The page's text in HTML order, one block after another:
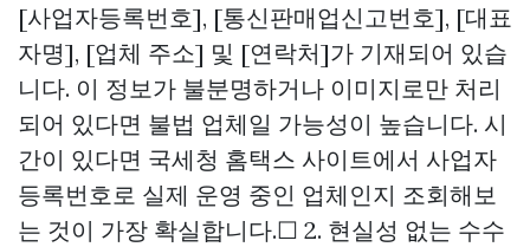
[사업자등록번호], [통신판매업신고번호], [대표
자명], [업체 주소] 및 [연락처]가 기재되어 있습
니다. 이 정보가 불분명하거나 이미지로만 처리
되어 있다면 불법 업체일 가능성이 높습니다. 시
간이 있다면 국세청 홈택스 사이트에서 사업자
등록번호로 실제 운영 중인 업체인지 조회해보
는 것이 가장 확실합니다.☐ 2. 현실성 없는 수수